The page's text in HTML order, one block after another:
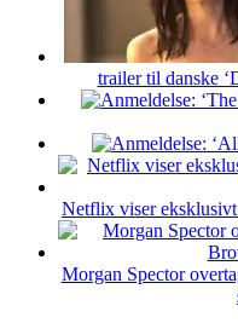
trailer til danske
Netflix viser
Morgan Spector